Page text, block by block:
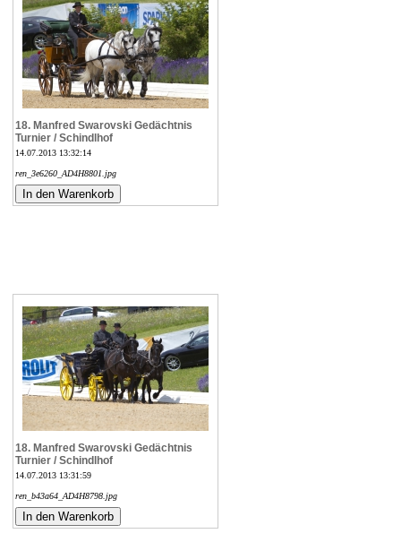
18. Manfred Swarovski Gedächtnis
Turnier / Schindlhof
14.07.2013 13:32:14
ren_3e6260_AD4H8801.jpg
18. Manfred Swarovski Gedächtnis
Turnier / Schindlhof
14.07.2013 13:31:59
ren_b43a64_AD4H8798.jpg